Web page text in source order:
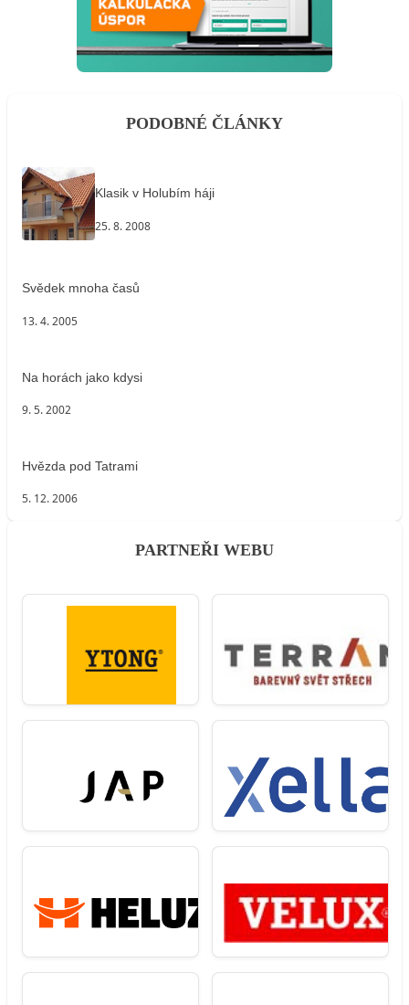
PODOBNÉ ČLÁNKY
Klasik v Holubím háji
25. 8. 2008
Svědek mnoha časů
13. 4. 2005
Na horách jako kdysi
9. 5. 2002
Hvězda pod Tatrami
5. 12. 2006
PARTNEŘI WEBU